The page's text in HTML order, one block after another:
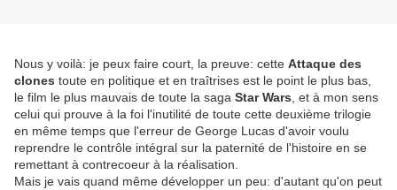
Nous y voilà: je peux faire court, la preuve: cette Attaque des
clones toute en politique et en traîtrises est le point le plus bas,
le film le plus mauvais de toute la saga Star Wars , et à mon sens
celui qui prouve à la foi l'inutilité de toute cette deuxième trilogie
en même temps que l'erreur de George Lucas d'avoir voulu
reprendre le contrôle intégral sur la paternité de l'histoire en se
remettant à contrecoeur à la réalisation.
Mais je vais quand même développer un peu: d'autant qu'on peut